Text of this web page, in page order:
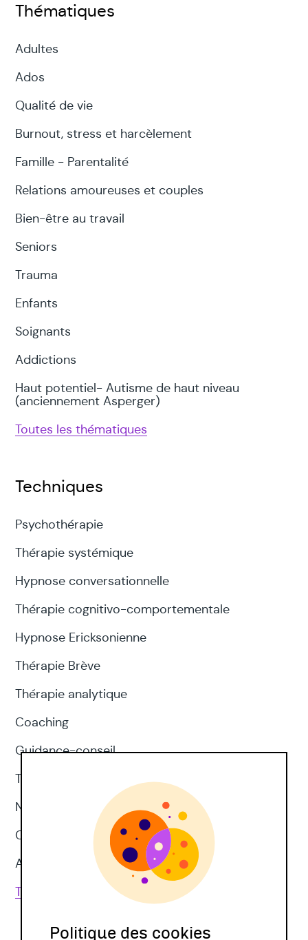
Thématiques
Adultes
Ados
Qualité de vie
Burnout, stress et harcèlement
Famille - Parentalité
Relations amoureuses et couples
Bien-être au travail
Seniors
Trauma
Enfants
Soignants
Addictions
Haut potentiel- Autisme de haut niveau
(anciennement Asperger)
Toutes les thématiques
Techniques
Psychothérapie
Thérapie systémique
Hypnose conversationnelle
Thérapie cognitivo-comportementale
Hypnose Ericksonienne
Thérapie Brève
Thérapie analytique
Coaching
Guidance-conseil
Thérapie d'acceptation et d'engagement
Neuropsychologie
CNV
Approches corporelles
Toutes les techniques
Politique des cookies